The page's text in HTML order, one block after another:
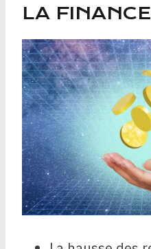
LA FINANCE